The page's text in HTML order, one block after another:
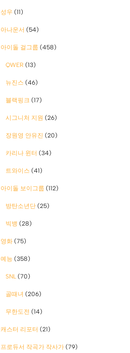
성우 (11)
아나운서 (54)
아이돌 걸그룹 (458)
QWER (13)
뉴진스 (46)
블랙핑크 (17)
시그니처 지원 (26)
장원영 안유진 (20)
카리나 윈터 (34)
트와이스 (41)
아이돌 보이그룹 (112)
방탄소년단 (25)
빅뱅 (28)
영화 (75)
예능 (358)
SNL (70)
골때녀 (206)
무한도전 (14)
캐스터 리포터 (21)
프로듀서 작곡가 작사가 (79)